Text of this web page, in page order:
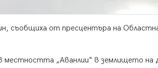
съобщиха от пресцентъра на
местността „Аванлии“ в землището на